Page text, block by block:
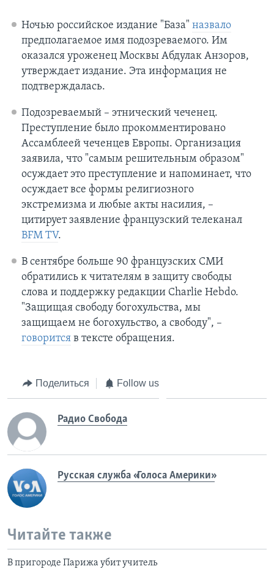
Ночью российское издание "База" назвало
предполагаемое имя подозреваемого. Им
оказался уроженец Москвы Абдулак Анзоров,
утверждает издание. Эта информация не
подтверждалась.
Подозреваемый – этнический чеченец.
Преступление было прокомментировано
Ассамблеей чеченцев Европы. Организация
заявила, что "самым решительным образом"
осуждает это преступление и напоминает, что
осуждает все формы религиозного
экстремизма и любые акты насилия, –
цитирует заявление французский телеканал
BFM TV.
В сентябре больше 90 французских СМИ
обратились к читателям в защиту свободы
слова и поддержку редакции Charlie Hebdo.
"Защищая свободу богохульства, мы
защищаем не богохульство, а свободу", –
говоритсяв тексте обращения.
Поделиться Follow us
Радио Свобода
Русская служба «Голоса Америки»
Читайте также
В пригороде Парижа убит учитель